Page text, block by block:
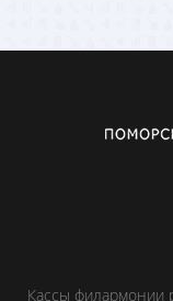
Кассы филармонии